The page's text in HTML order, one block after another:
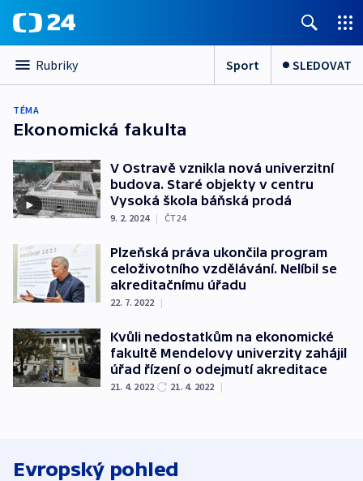
Rubriky Sport SLEDOVAT
TÉMA
Ekonomická fakulta
V Ostravě vznikla nová univerzitní
budova. Staré objekty v centru
Vysoká škola báňská prodá
9. 2. 2024 | ČT24
Plzeňská práva ukončila program
celoživotního vzdělávání. Nelíbil se
akreditačnímu úřadu
22. 7. 2022 |
Kvůli nedostatkům na ekonomické
fakultě Mendelovy univerzity zahájil
úřad řízení o odejmutí akreditace
21. 4. 2022 21. 4. 2022 |
Evropský pohled